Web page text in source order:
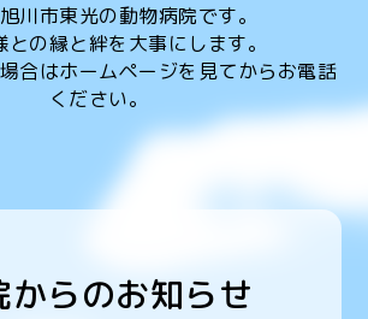
川市東光の動物病院です。
との縁と絆を大事にします。
合はホームページを見てからお電話
ください。
からのお知らせ